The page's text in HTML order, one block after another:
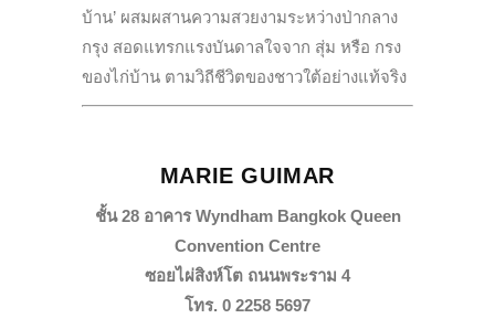
บ้าน’ ผสมผสานความสวยงามระหว่างป่ากลาง
กรุง สอดแทรกแรงบันดาลใจจาก สุ่ม หรือ กรง
ของไก่บ้าน ตามวิถีชีวิตของชาวใต้อย่างแท้จริง
MARIE GUIMAR
ชั้น 28 อาคาร Wyndham Bangkok Queen
Convention Centre
ซอยไผ่สิงห์โต ถนนพระราม 4
โทร. 0 2258 5697